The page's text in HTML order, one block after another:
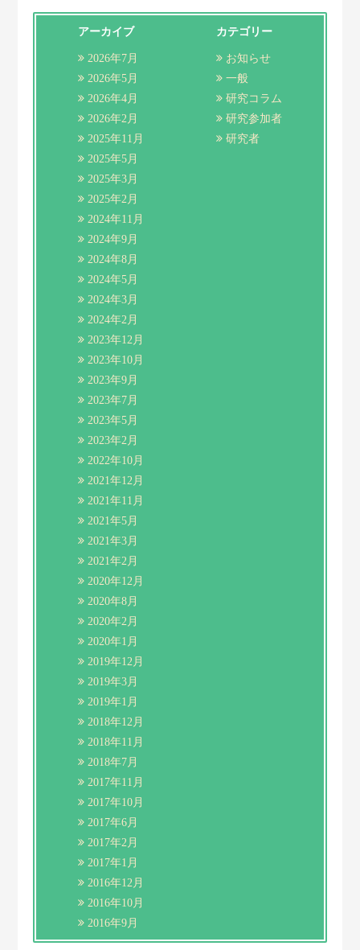
アーカイブ
2026年7月
2026年5月
2026年4月
2026年2月
2025年11月
2025年5月
2025年3月
2025年2月
2024年11月
2024年9月
2024年8月
2024年5月
2024年3月
2024年2月
2023年12月
2023年10月
2023年9月
2023年7月
2023年5月
2023年2月
2022年10月
2021年12月
2021年11月
2021年5月
2021年3月
2021年2月
2020年12月
2020年8月
2020年2月
2020年1月
2019年12月
2019年3月
2019年1月
2018年12月
2018年11月
2018年7月
2017年11月
2017年10月
2017年6月
2017年2月
2017年1月
2016年12月
2016年10月
2016年9月
カテゴリー
お知らせ
一般
研究コラム
研究参加者
研究者